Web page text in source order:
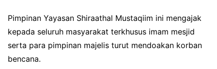
Pimpinan Yayasan Shiraathal Mustaqiim ini mengajak
kepada seluruh masyarakat terkhusus imam mesjid
serta para pimpinan majelis turut mendoakan korban
bencana.